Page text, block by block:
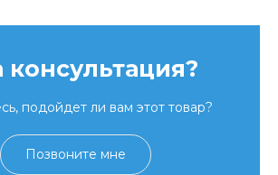
подойдет ли вам этот товар?
Позвоните мне